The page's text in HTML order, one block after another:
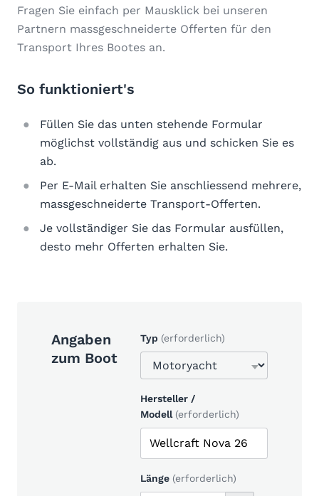
Fragen Sie einfach per Mausklick bei unseren
Partnern massgeschneiderte Offerten für den
Transport Ihres Bootes an.
So funktioniert's
Füllen Sie das unten stehende Formular
möglichst vollständig aus und schicken Sie es
ab.
Per E-Mail erhalten Sie anschliessend mehrere,
massgeschneiderte Transport-Offerten.
Je vollständiger Sie das Formular ausfüllen,
desto mehr Offerten erhalten Sie.
Angaben
zum Boot
Typ (erforderlich)
Hersteller /
Modell (erforderlich)
Länge (erforderlich)